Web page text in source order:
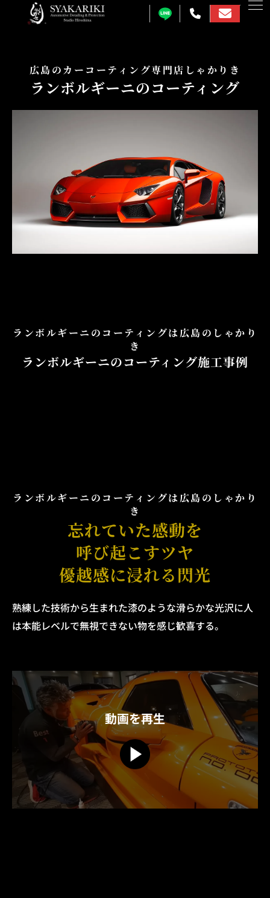
プロテクションフィルム
カーフィルム
しゃかりきについて
施工事例
お気軽にお問い合わせください。
広島のカーコーティング専門店しゃかりき
ランボルギーニのコーティング
ランボルギーニのコーティングは広島のしゃかり
き
ランボルギーニのコーティング施工事例
ランボルギーニのコーティングは広島のしゃかり
き
忘れていた感動を
呼び起こすツヤ
優越感に浸れる閃光
熟練した技術から生まれた漆のような滑らかな光沢に人
は本能レベルで無視できない物を感じ歓喜する。
動画を再生